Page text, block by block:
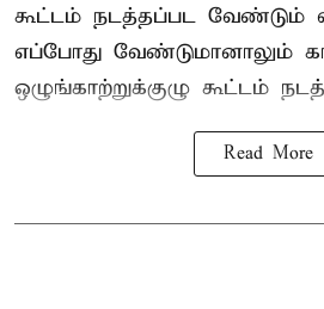
கூட்டம் நடத்தப்பட வேண்டும்
எப்போது வேண்டுமானாலும்
ஒழுங்காற்றுக்குழு கூட்டம்
Read More